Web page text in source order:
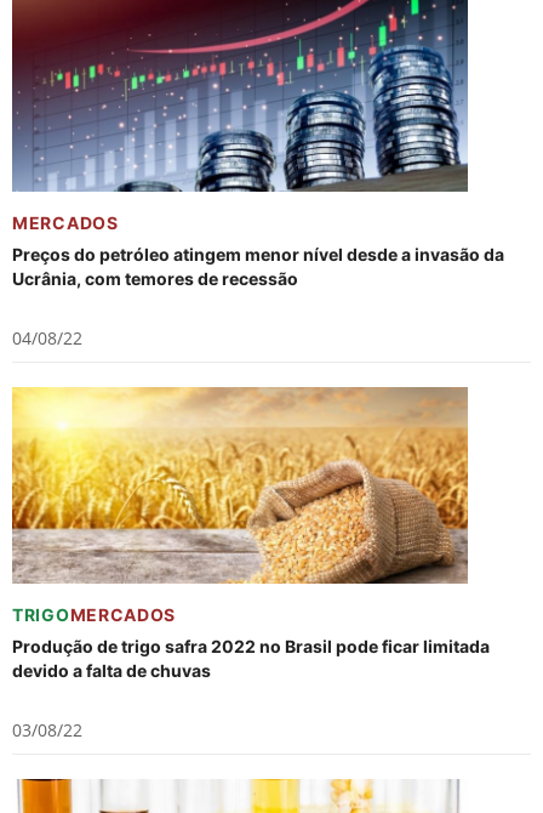
MERCADOS
Preços do petróleo atingem menor nível desde a invasão da
Ucrânia, com temores de recessão
04/08/22
TRIGOMERCADOS
Produção de trigo safra 2022 no Brasil pode ficar limitada
devido a falta de chuvas
03/08/22